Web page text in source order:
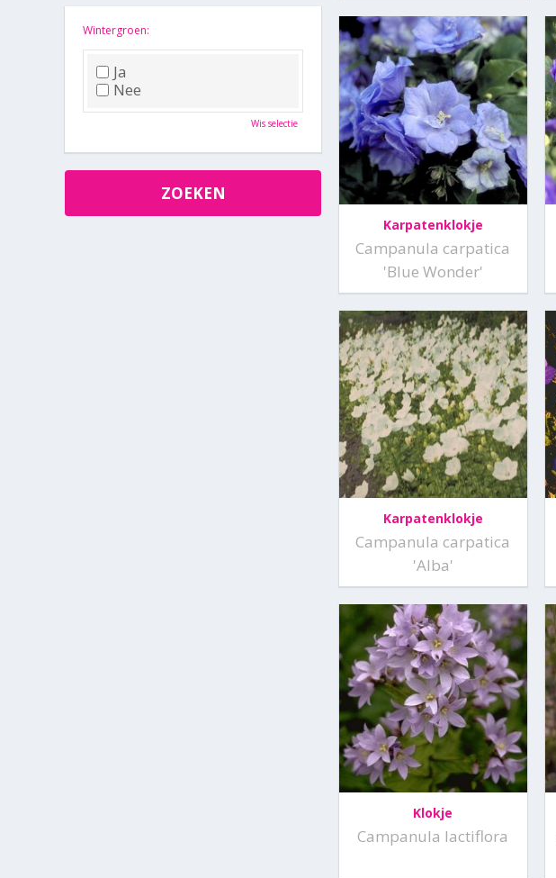
Karpatenklokje
Campanula carpatica
'Blue Wonder'
Karpatenklokje
Campanula carpatica
'Alba'
Klokje
Campanula lactiflora
Zwart
Wintergroen:
Ja
Nee
Wis selectie